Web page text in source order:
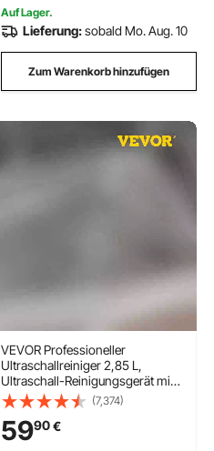
Auf Lager.
Lieferung:sobald Mo. Aug. 10
Zum Warenkorb hinzufügen
VEVOR Professioneller
Ultraschallreiniger 2,85 L,
Ultraschall-Reinigungsgerät mit
Digitalem Timer & Heizung,
Ultraschallreinigungsgerät 40
kHz für Brillen Uhren Ringe
Kleinteile
(7,374)
5990€